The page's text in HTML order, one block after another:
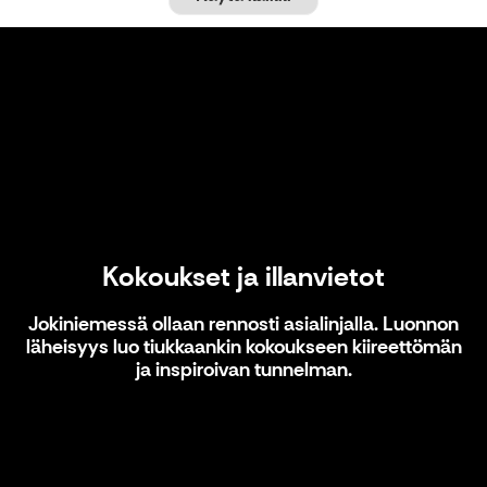
Kokoukset ja illanvietot
Jokiniemessä ollaan rennosti asialinjalla. Luonnon
läheisyys luo tiukkaankin kokoukseen kiireettömän
ja inspiroivan tunnelman.